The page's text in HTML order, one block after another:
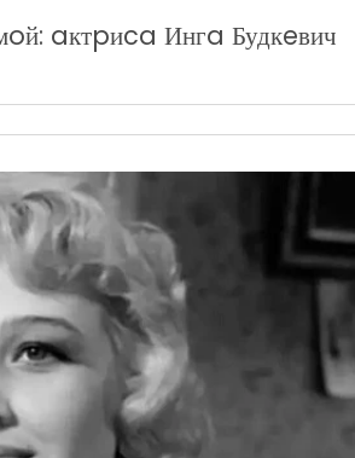
aктpиca Ингa Будкeвич